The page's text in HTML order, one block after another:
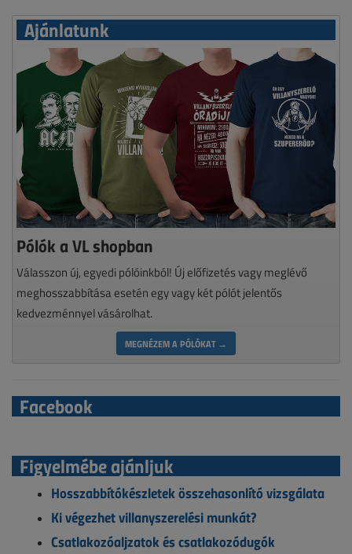
Ajánlatunk
Pólók a VL shopban
Válasszon új, egyedi pólóinkból! Új előfizetés vagy meglévő
meghosszabbítása esetén egy vagy két pólót jelentős
kedvezménnyel vásárolhat.
MEGNÉZEM A PÓLÓKAT →
Facebook
Figyelmébe ajánljuk
Hosszabbítókészletek összehasonlító vizsgálata
Ki végezhet villanyszerelési munkát?
Csatlakozóaljzatok és csatlakozódugók